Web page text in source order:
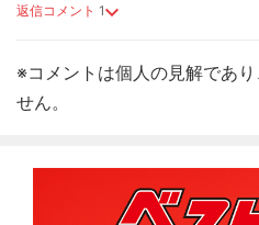
返信コメント 1
※コメントは個人の見解であ
せん。